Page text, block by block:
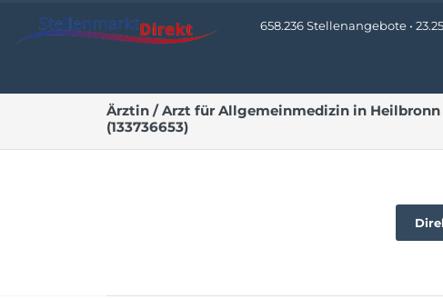
658.236 Stellenangebote •
Ärztin / Arzt für Allgemeinmedizin in
(133736653)